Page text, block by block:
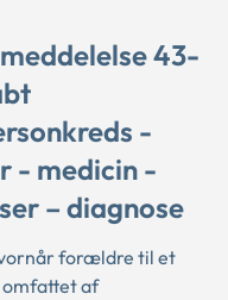
43-
-
- medicin -
– diagnose
forældre til et
omfattet af